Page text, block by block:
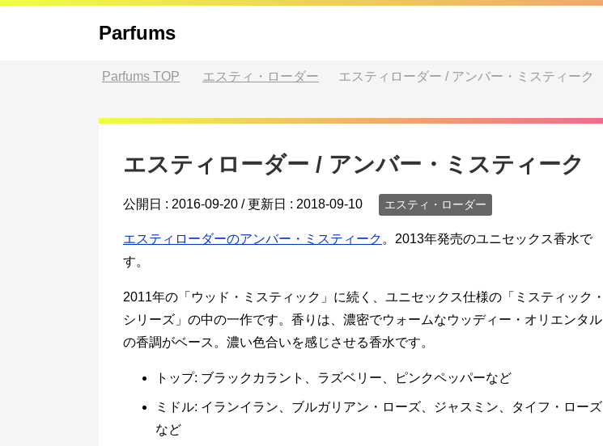
Parfums
Parfums TOP エスティ・ローダー エスティローダー / アンバー・ミスティーク
エスティローダー / アンバー・ミスティーク
公開日 : 2016-09-20 / 更新日 : 2018-09-10 エスティ・ローダー
エスティローダーのアンバー・ミスティーク 。2013年発売のユニセックス香水で
す。
2011年の「ウッド・ミスティック」に続く、ユニセックス仕様の「ミスティック・
シリーズ」の中の一作です。香りは、濃密でウォームなウッディー・オリエンタル
の香調がベース。濃い色合いを感じさせる香水です。
トップ: ブラックカラント、ラズベリー、ピンクペッパーなど
ミドル: イランイラン、ブルガリアン・ローズ、ジャスミン、タイフ・ローズ
など